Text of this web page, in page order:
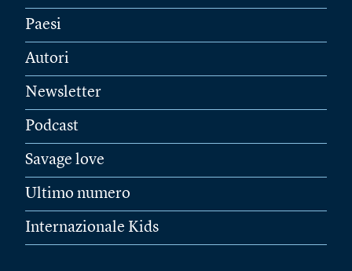
Paesi
Autori
Newsletter
Podcast
Savage love
Ultimo numero
Internazionale Kids